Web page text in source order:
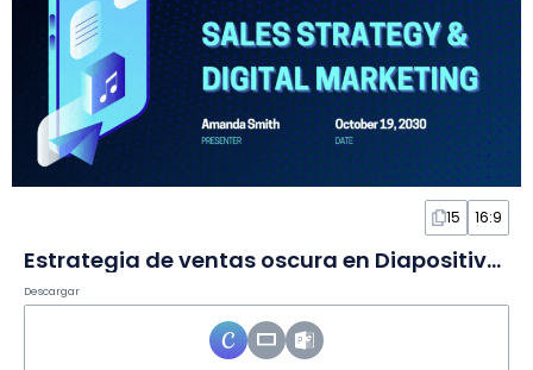
15 16:9
Estrategia de ventas oscura en Diapositivas
Descargar